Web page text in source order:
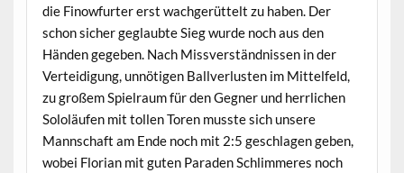
die Finowfurter erst wachgerüttelt zu haben. Der
schon sicher geglaubte Sieg wurde noch aus den
Händen gegeben. Nach Missverständnissen in der
Verteidigung, unnötigen Ballverlusten im Mittelfeld,
zu großem Spielraum für den Gegner und herrlichen
Sololäufen mit tollen Toren musste sich unsere
Mannschaft am Ende noch mit 2:5 geschlagen geben,
wobei Florian mit guten Paraden Schlimmeres noch